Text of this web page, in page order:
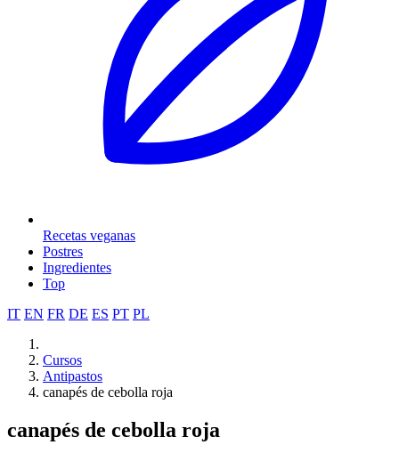
Recetas veganas
Postres
Ingredientes
Top
IT EN FR DE ES PT PL
Cursos
Antipastos
canapés de cebolla roja
canapés de cebolla roja